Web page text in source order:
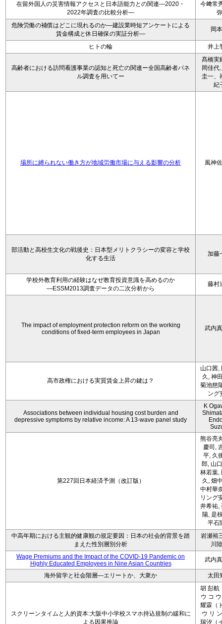
在留外国人の災害情報アクセスと日本語能力との関連―2020・
2022年調査の比較分析―
今﨑常
弥
危険労働の補償はどこに現れるのか―建設業時短アンケートによる
賃金構成と休日確保の実証分析―
岡
ヒトの輪 井上
高齢者における訪問看護事業の認知と死亡の関連ー全国高齢者パネ
ル調査を用いてー
髙橋実
岡佳代
圭一、
紀
場所に縛られない働き方が地域労働市場に与える影響の分析 風神
部活動と高校生文化の戦後史：日本型メリトクラシーの変容と学校
化する生活
加藤
学校外教育利用の経験はなぜ教育投資意識を高めるのか
―ESSM2013調査データの二次分析から
藤村
The impact of employment protection reform on the working
conditions of fixed-term employees in Japan
武内
高市政権における実質賃金上昇の鍵は？
山口茜,
久, 神
菊池慈
ング
Associations between individual housing cost burden and
depressive symptoms by relative income: A 13-wave panel study
K
第227回日本経済予測（改訂版）
熊谷亮
慶司,
平, 久
郎, 山
林若葉,
久, 畑
中村華
リング
井希祐,
陽, 是
平石
中高年期における主観的健康観の規定要因：日本の社会的背景を踏
まえた性別層別分析
岩瀬裕
川
Wage Premiums and the Impact of the COVID‑19 Pandemic on
Highly Educated Employees in Nine Asian Countries
武内
海外留学と社会階層―エリートか、大衆か 太田
スクリーンタイムと人的資本:大阪中小学校スマホ持込規制の緩和に
よる因果推論
胡 彭航
ウ コ
耀霖（
ウ リ
瑞汐（